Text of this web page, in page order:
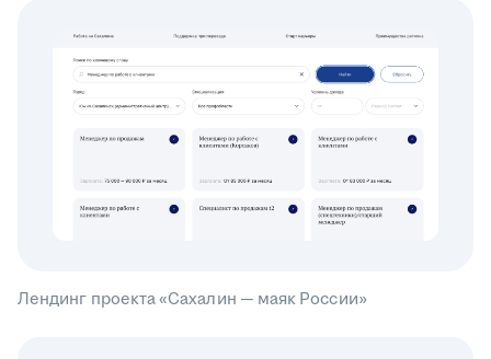
Лендинг проекта «Сахалин — маяк России»